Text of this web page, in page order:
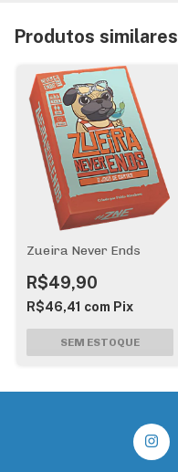
Produtos similares
Zueira Never Ends
R$49,90
R$46,41 com Pix